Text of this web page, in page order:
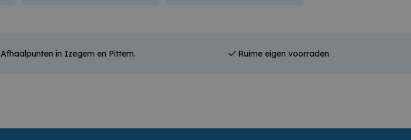
Afhaalpunten in Izegem en Pittem. Ruime eigen voorraden